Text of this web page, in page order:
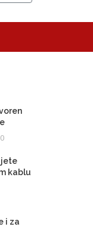
kablu
i za